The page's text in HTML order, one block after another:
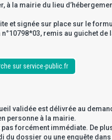
à la mairie du lieu
et signée sur place sur le
remis au guichet de
sur service-public.fr
validée est délivrée au
personne à la mairie.
pas forcément immédiate. De
du dossier ou une enquête dans